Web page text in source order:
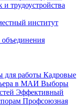
трудоустройства
институт
объединения
для работы Кадровые
в МАИ Выборы
Эффективный
Профсоюзная